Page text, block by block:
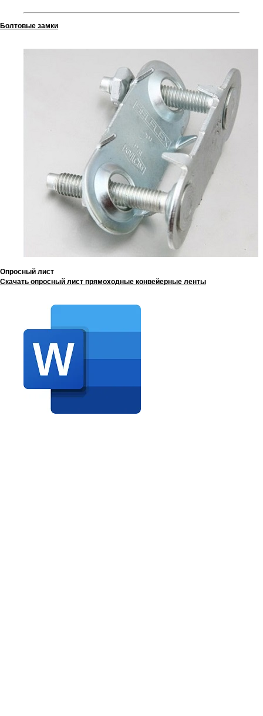
Болтовые замки
Опросный лист
Скачать опросный лист прямоходные конвейерные ленты